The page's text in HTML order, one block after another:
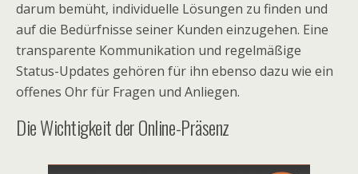
darum bemüht, individuelle Lösungen zu finden und
auf die Bedürfnisse seiner Kunden einzugehen. Eine
transparente Kommunikation und regelmäßige
Status-Updates gehören für ihn ebenso dazu wie ein
offenes Ohr für Fragen und Anliegen.
Die Wichtigkeit der Online-Präsenz